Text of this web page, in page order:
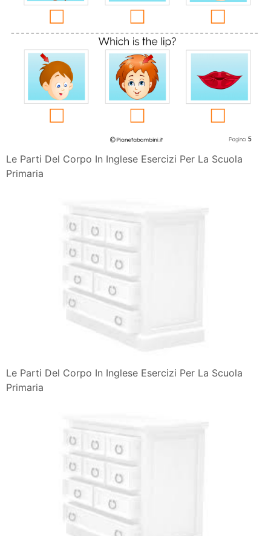
Le Parti Del Corpo In Inglese Esercizi Per La Scuola
Primaria
Le Parti Del Corpo In Inglese Esercizi Per La Scuola
Primaria